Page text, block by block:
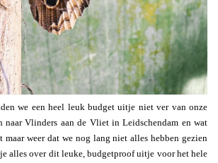
we een heel leuk budget uitje niet ver van onze
naar Vlinders aan de Vliet in Leidschendam en wat
weer dat we nog lang niet alles hebben gezien
alles over dit leuke, budgetproof uitje voor het hele